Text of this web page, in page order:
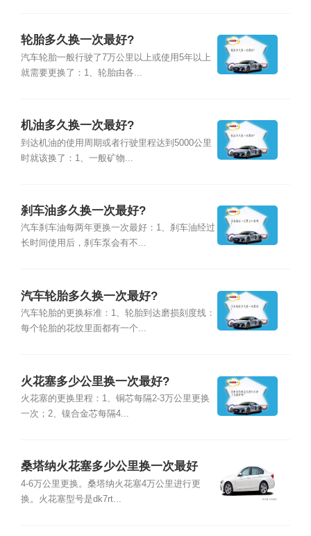
轮胎多久换一次最好?
汽车轮胎一般行驶了7万公里以上或使用5年以上
就需要更换了：1、轮胎由各...
机油多久换一次最好?
到达机油的使用周期或者行驶里程达到5000公里
时就该换了：1、一般矿物...
刹车油多久换一次最好?
汽车刹车油每两年更换一次最好：1、刹车油经过
长时间使用后，刹车泵会有不...
汽车轮胎多久换一次最好?
汽车轮胎的更换标准：1、轮胎到达磨损刻度线：
每个轮胎的花纹里面都有一个...
火花塞多少公里换一次最好?
火花塞的更换里程：1、铜芯每隔2-3万公里更换
一次；2、镍合金芯每隔4...
桑塔纳火花塞多少公里换一次最好
4-6万公里更换。桑塔纳火花塞4万公里进行更
换。火花塞型号是dk7rt...